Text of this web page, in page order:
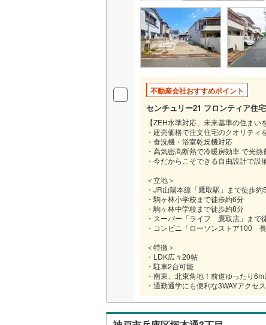
不動産会社おすすめポイント
センチュリー21 フロンティア住
【ZEH水準対応、未来基準の住まい
・建売価格で注文住宅のクオリティ
・食洗機・浴室乾燥機対応
・高気密高断熱で冷暖房効率 で光熱
・今だからこそできる自由設計で設
＜立地＞
・JR山陽本線「鷹取駅」まで徒歩約
・駒ヶ林小学校まで徒歩約6分
・駒ヶ林中学校まで徒歩約8分
・スーパー「ライフ 鷹取店」まで
・コンビニ「ローソンストア100
＜特徴＞
・LDK広々20帖
・駐車2台可能
・南東、北東角地！前道ゆったり
・通勤通学にも便利な3WAYアクセ